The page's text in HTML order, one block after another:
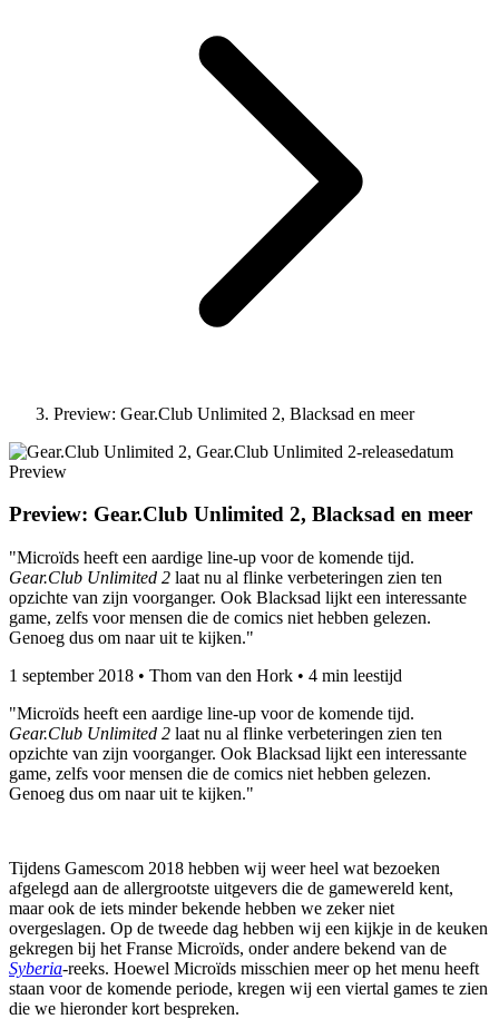
Preview: Gear.Club Unlimited 2, Blacksad en meer
Preview
Preview: Gear.Club Unlimited 2, Blacksad en meer
"Microïds heeft een aardige line-up voor de komende tijd.
Gear.Club Unlimited 2 laat nu al flinke verbeteringen zien ten
opzichte van zijn voorganger. Ook Blacksad lijkt een interessante
game, zelfs voor mensen die de comics niet hebben gelezen.
Genoeg dus om naar uit te kijken."
1 september 2018 • Thom van den Hork • 4 min leestijd
"Microïds heeft een aardige line-up voor de komende tijd.
Gear.Club Unlimited 2 laat nu al flinke verbeteringen zien ten
opzichte van zijn voorganger. Ook Blacksad lijkt een interessante
game, zelfs voor mensen die de comics niet hebben gelezen.
Genoeg dus om naar uit te kijken."
Tijdens Gamescom 2018 hebben wij weer heel wat bezoeken
afgelegd aan de allergrootste uitgevers die de gamewereld kent,
maar ook de iets minder bekende hebben we zeker niet
overgeslagen. Op de tweede dag hebben wij een kijkje in de keuken
gekregen bij het Franse Microïds, onder andere bekend van de
Syberia-reeks. Hoewel Microïds misschien meer op het menu heeft
staan voor de komende periode, kregen wij een viertal games te zien
die we hieronder kort bespreken.